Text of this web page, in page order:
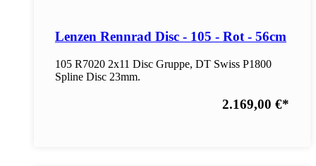
Lenzen Rennrad Disc - 105 - Rot - 56cm
105 R7020 2x11 Disc Gruppe, DT Swiss P1800
Spline Disc 23mm.
2.169,00 €*